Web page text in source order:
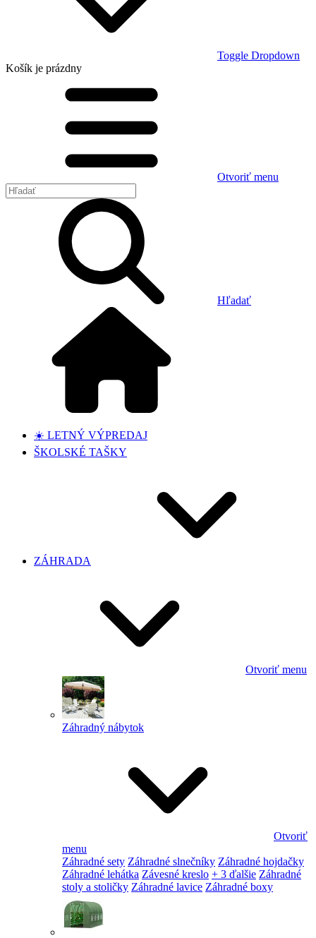
Toggle Dropdown
Košík je prázdny
Otvoriť menu
Hľadať
☀️ LETNÝ VÝPREDAJ
ŠKOLSKÉ TAŠKY
ZÁHRADA
Otvoriť menu
Záhradný nábytok
Otvoriť
menu
Záhradné sety Záhradné slnečníky Záhradné hojdačky
Záhradné lehátka Závesné kreslo + 3 ďalšie Záhradné
stoly a stoličky Záhradné lavice Záhradné boxy